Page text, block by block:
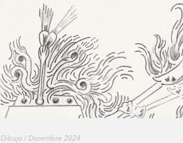
Dibujo / Diciembre 2024